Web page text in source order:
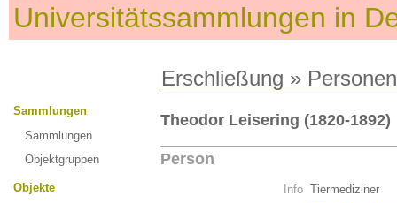
Universitätssammlungen in
Erschließung » Personen
Sammlungen
Sammlungen
Objektgruppen
Objekte
Theodor Leisering (1820-1892)
Person
Info Tiermediziner